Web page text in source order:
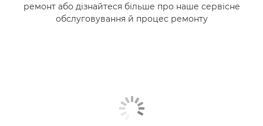
ремонт або дізнайтеся більше про наше сервісне
обслуговування й процес ремонту